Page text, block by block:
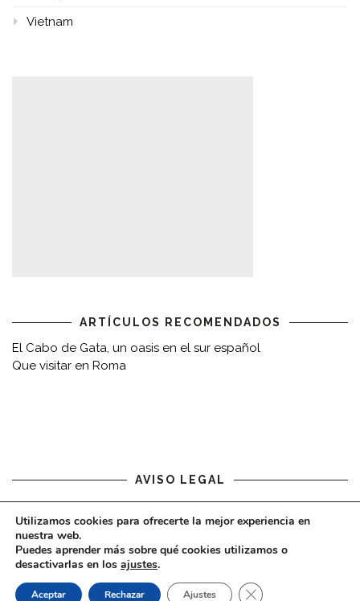
Vietnam
ARTÍCULOS RECOMENDADOS
El Cabo de Gata, un oasis en el sur español
Que visitar en Roma
AVISO LEGAL
Aviso legal
COPYRIGHT © 2020 - VIAJARDESPACIO.COM
Utilizamos cookies para ofrecerte la mejor experiencia en
nuestra web.
Puedes aprender más sobre qué cookies utilizamos o
desactivarlas en los ajustes.
Aceptar Rechazar Ajustes CERRAR EL